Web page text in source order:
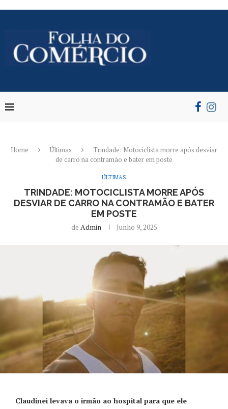
Home Últimas
Trindade: Motociclista morre após desviar
de carro na contramão e bater em poste
ÚLTIMAS
TRINDADE: MOTOCICLISTA MORRE APÓS
DESVIAR DE CARRO NA CONTRAMÃO E BATER
EM POSTE
de Admin Junho 9, 2025
Claudinei levava o irmão ao hospital para que ele